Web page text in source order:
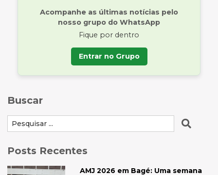
Acompanhe as últimas notícias pelo
nosso grupo do WhatsApp
Fique por dentro
Entrar no Grupo
Buscar
Posts Recentes
AMJ 2026 em Bagé: Uma semana